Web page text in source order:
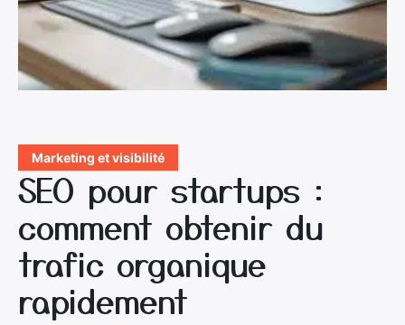
Marketing et visibilité
SEO pour startups :
comment obtenir du
trafic organique
rapidement